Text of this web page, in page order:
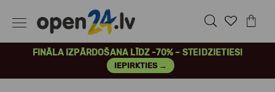
FINĀLA IZPĀRDOŠANA LĪDZ -70% – STEIDZIETIES!
IEPIRKTIES →